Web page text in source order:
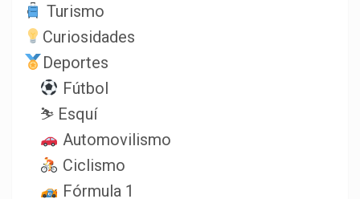
Turismo
Curiosidades
Deportes
Fútbol
⛷️ Esquí
Automovilismo
Ciclismo
Fórmula 1